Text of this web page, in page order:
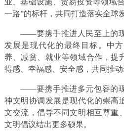
一路”的标杆，共同打造落实全球
——要携手推进人民至上的现
发展是现代化的最终目标。中
养、减贫、就业等领域合作，提
得感、幸福感、安全感，共同推动
——要携手推进多元包容的现
神文明协调发展是现代化的崇高
文交流，倡导不同文明相互尊重
文明倡议结出更多硕果。